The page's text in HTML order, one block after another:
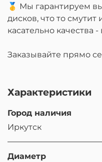
🥇 Мы гарантируем
дисков, что то
касательно качества
Заказывайте прямо
Характеристики
Город наличия
Иркутск
Диаметр